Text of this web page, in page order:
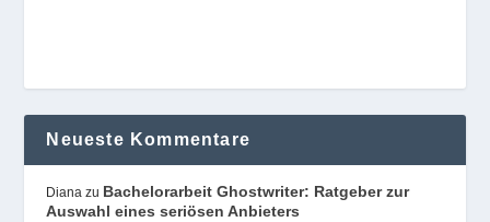
Neueste Kommentare
Diana zu Bachelorarbeit Ghostwriter: Ratgeber zur
Auswahl eines seriösen Anbieters